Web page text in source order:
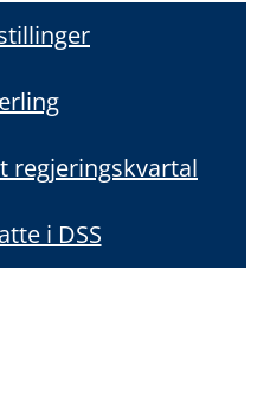
regjeringskvartal
i DSS